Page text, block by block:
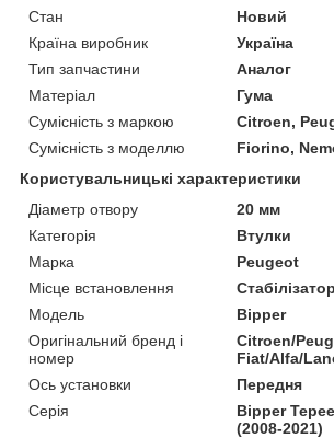
Стан
Новий
Країна виробник
Україна
Тип запчастини
Аналог
Матеріал
Гума
Сумісність з маркою
Citroen,
Сумісність з моделлю
Fiorino,
Користувальницькі характеристики
Діаметр отвору
20 мм
Категорія
Втулки
Марка
Peugeot
Місце встановлення
Стабілізатор
Мoдель
Bipper
Оригінальний бренд і
номер
Citroen/
Fiat/Alfa/
Ось установки
Передня
Серія
Bipper
(2008-2021)